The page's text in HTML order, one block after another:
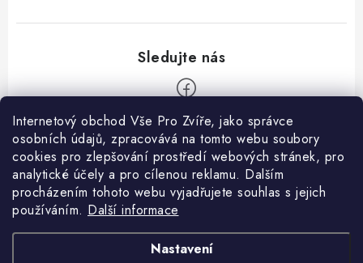
Internetový obchod Vše Pro Zvíře, jako správce
osobních údajů, zpracovává na tomto webu soubory
cookies pro zlepšování prostředí webových stránek, pro
analytické účely a pro cílenou reklamu. Dalším
procházením tohoto webu vyjadřujete souhlas s jejich
používáním. Další informace
Nastavení
Informace pro Vás
Ceník dopravy
Kontakty
Heuréka recenze